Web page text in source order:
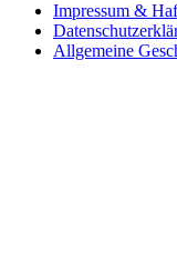
Impressum &
Allgemeine